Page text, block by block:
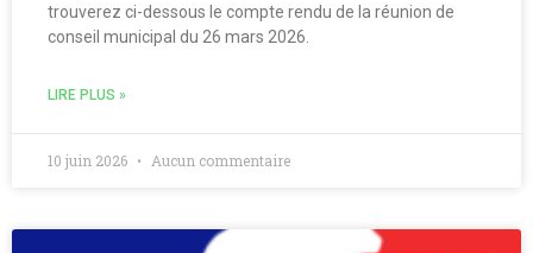
trouverez ci-dessous le compte rendu de la réunion de
conseil municipal du 26 mars 2026.
LIRE PLUS »
10 juin 2026 Aucun commentaire